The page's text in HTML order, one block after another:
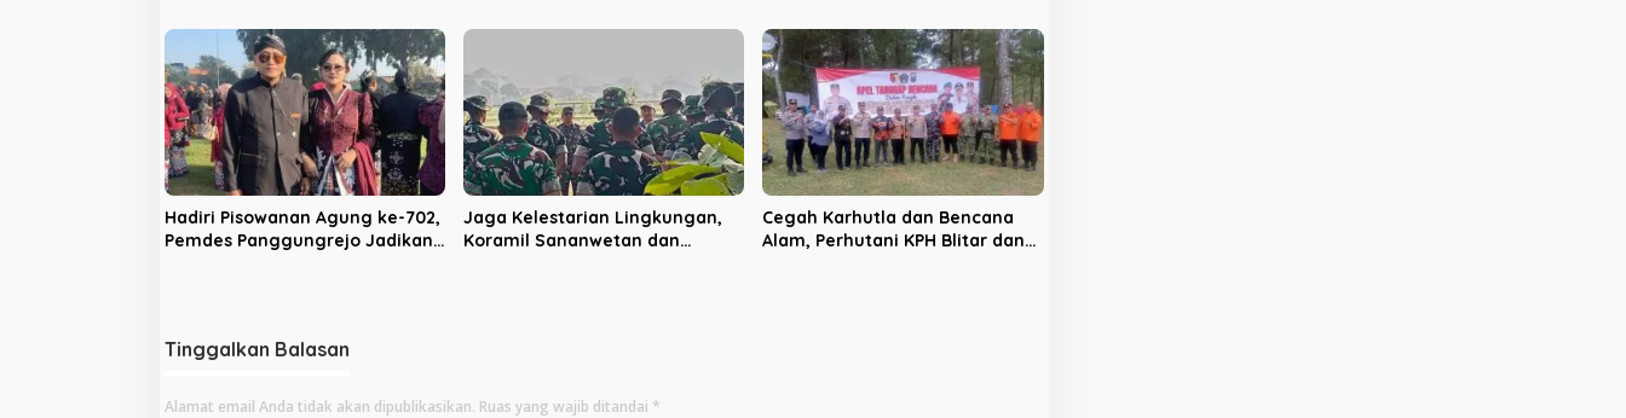
Pelayanan Publik
Kekerasan Anak
Modern dan Produk Unggulan
Hadiri Pisowanan Agung ke-702,
Pemdes Panggungrejo Jadikan
Jaga Kelestarian Lingkungan,
Koramil Sananwetan dan
Cegah Karhutla dan Bencana
Alam, Perhutani KPH Blitar dan
Tinggalkan Balasan
Alamat email Anda tidak akan dipublikasikan. Ruas yang wajib ditandai *